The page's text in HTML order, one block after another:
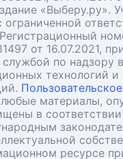
«Выберу.ру».
Регистрационный
от 16.07.2021,
по надзору
технологий и
материалы,
в
ресурсе